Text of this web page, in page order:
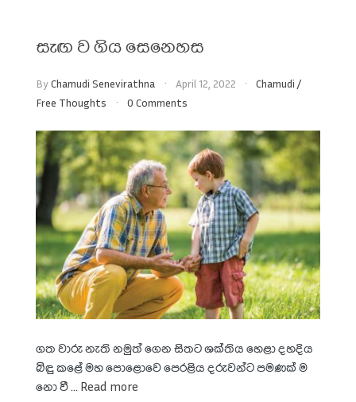
සැඟ ව ගිය සෙනෙහස
ByChamudi Senevirathna April 12, 2022 Chamudi /
Free Thoughts
0 Comments
ගත වාරු නැති නමුත් ගෙන සිතට ශක්තිය හෙළා දහදිය
බිඳු කළේ මහ පොළොවෙ පෙරළිය දරුවන්ට පමණක් ම
නො වී ... Read more